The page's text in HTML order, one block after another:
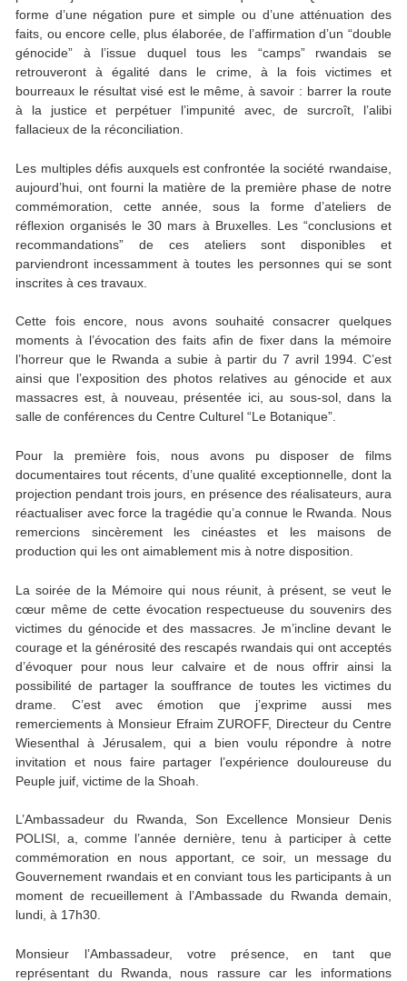
forme d’une négation pure et simple ou d’une atténuation des
faits, ou encore celle, plus élaborée, de l’affirmation d’un “double
génocide” à l’issue duquel tous les “camps” rwandais se
retrouveront à égalité dans le crime, à la fois victimes et
bourreaux le résultat visé est le même, à savoir : barrer la route
à la justice et perpétuer l’impunité avec, de surcroît, l’alibi
fallacieux de la réconciliation.
Les multiples défis auxquels est confrontée la société rwandaise,
aujourd’hui, ont fourni la matière de la première phase de notre
commémoration, cette année, sous la forme d’ateliers de
réflexion organisés le 30 mars à Bruxelles. Les “conclusions et
recommandations” de ces ateliers sont disponibles et
parviendront incessamment à toutes les personnes qui se sont
inscrites à ces travaux.
Cette fois encore, nous avons souhaité consacrer quelques
moments à l’évocation des faits afin de fixer dans la mémoire
l’horreur que le Rwanda a subie à partir du 7 avril 1994. C’est
ainsi que l’exposition des photos relatives au génocide et aux
massacres est, à nouveau, présentée ici, au sous-sol, dans la
salle de conférences du Centre Culturel “Le Botanique”.
Pour la première fois, nous avons pu disposer de films
documentaires tout récents, d’une qualité exceptionnelle, dont la
projection pendant trois jours, en présence des réalisateurs, aura
réactualiser avec force la tragédie qu’a connue le Rwanda. Nous
remercions sincèrement les cinéastes et les maisons de
production qui les ont aimablement mis à notre disposition.
La soirée de la Mémoire qui nous réunit, à présent, se veut le
cœur même de cette évocation respectueuse du souvenirs des
victimes du génocide et des massacres. Je m’incline devant le
courage et la générosité des rescapés rwandais qui ont acceptés
d’évoquer pour nous leur calvaire et de nous offrir ainsi la
possibilité de partager la souffrance de toutes les victimes du
drame. C’est avec émotion que j’exprime aussi mes
remerciements à Monsieur Efraim ZUROFF, Directeur du Centre
Wiesenthal à Jérusalem, qui a bien voulu répondre à notre
invitation et nous faire partager l’expérience douloureuse du
Peuple juif, victime de la Shoah.
L’Ambassadeur du Rwanda, Son Excellence Monsieur Denis
POLISI, a, comme l’année dernière, tenu à participer à cette
commémoration en nous apportant, ce soir, un message du
Gouvernement rwandais et en conviant tous les participants à un
moment de recueillement à l’Ambassade du Rwanda demain,
lundi, à 17h30.
Monsieur l’Ambassadeur, votre présence, en tant que
représentant du Rwanda, nous rassure car les informations